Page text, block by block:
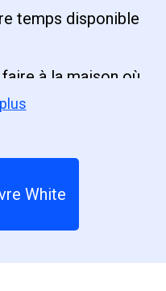
temps disponible
à la maison où
voulez ;
d’enchainer
sans vous
White